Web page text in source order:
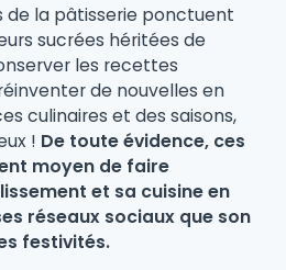
de la pâtisserie ponctuent
sucrées héritées de
les recettes
de nouvelles en
culinaires et des saisons,
! De toute évidence, ces
moyen de faire
et sa cuisine en
réseaux sociaux que son
festivités.